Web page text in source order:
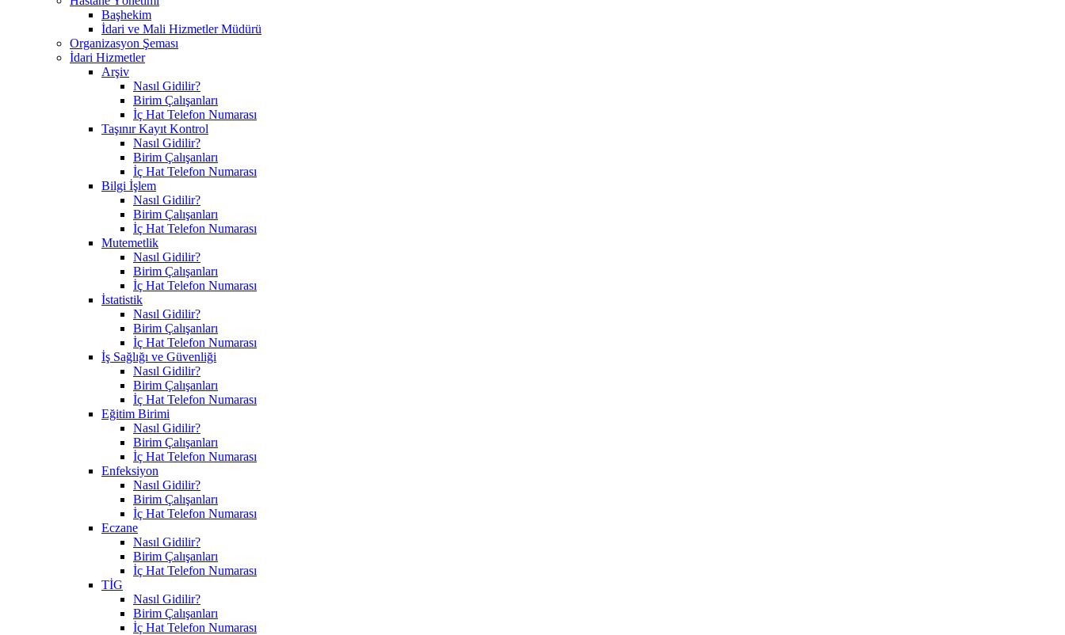
Başhekim
İdari ve Mali Hizmetler Müdürü
Organizasyon Şeması
İdari Hizmetler
Arşiv
Nasıl Gidilir?
Birim Çalışanları
İç Hat Telefon Numarası
Taşınır Kayıt Kontrol
Nasıl Gidilir?
Birim Çalışanları
İç Hat Telefon Numarası
Bilgi İşlem
Nasıl Gidilir?
Birim Çalışanları
İç Hat Telefon Numarası
Mutemetlik
Nasıl Gidilir?
Birim Çalışanları
İç Hat Telefon Numarası
İstatistik
Nasıl Gidilir?
Birim Çalışanları
İç Hat Telefon Numarası
İş Sağlığı ve Güvenliği
Nasıl Gidilir?
Birim Çalışanları
İç Hat Telefon Numarası
Eğitim Birimi
Nasıl Gidilir?
Birim Çalışanları
İç Hat Telefon Numarası
Enfeksiyon
Nasıl Gidilir?
Birim Çalışanları
İç Hat Telefon Numarası
Eczane
Nasıl Gidilir?
Birim Çalışanları
İç Hat Telefon Numarası
TİG
Nasıl Gidilir?
Birim Çalışanları
İç Hat Telefon Numarası